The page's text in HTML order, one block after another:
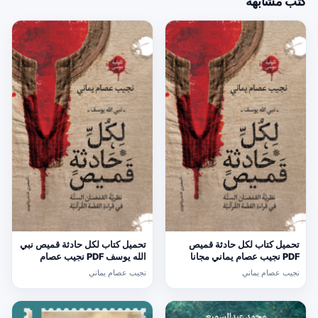
تحميل كتاب لكل حادثة قميص
PDF نجيب عصام يماني مجانا
نجيب عصام يماني
تحميل كتاب لكل حادثة قميص نبي
الله يوسف PDF نجيب عصام
يماني مجانا
نجيب عصام يماني